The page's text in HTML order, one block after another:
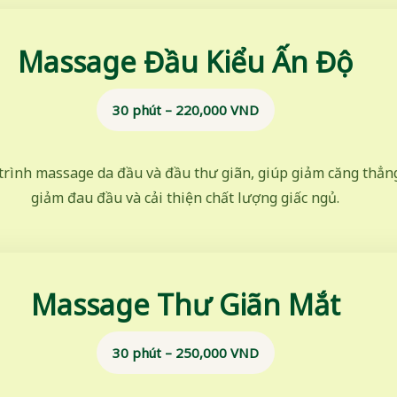
Massage Đầu Kiểu Ấn Độ
30 phút – 220,000 VND
massage da đầu và đầu thư giãn, giúp giảm căng
giảm đau đầu và cải thiện chất lượng giấc ngủ.
Massage Thư Giãn Mắt
30 phút – 250,000 VND